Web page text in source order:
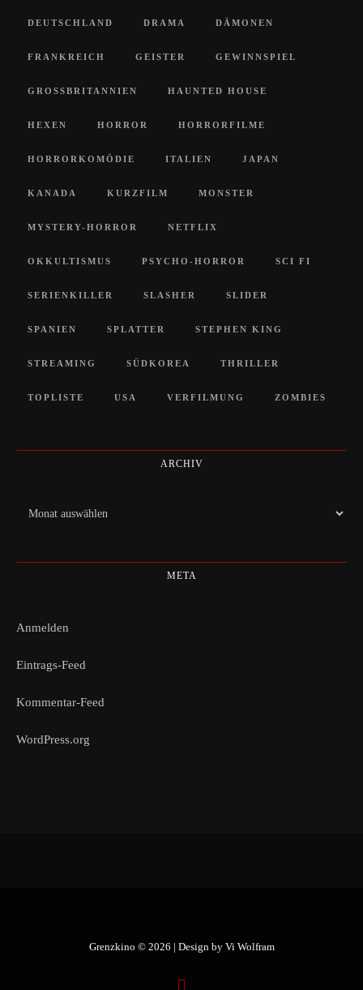
DEUTSCHLAND DRAMA DÄMONEN
FRANKREICH GEISTER GEWINNSPIEL
GROSSBRITANNIEN HAUNTED HOUSE
HEXEN HORROR HORRORFILME
HORRORKOMÖDIE ITALIEN JAPAN
KANADA KURZFILM MONSTER
MYSTERY-HORROR NETFLIX
OKKULTISMUS PSYCHO-HORROR SCI FI
SERIENKILLER SLASHER SLIDER
SPANIEN SPLATTER STEPHEN KING
STREAMING SÜDKOREA THRILLER
TOPLISTE USA VERFILMUNG ZOMBIES
ARCHIV
Archiv
META
Anmelden
Eintrags-Feed
Kommentar-Feed
WordPress.org
Grenzkino © 2026 | Design by Vi Wolfram